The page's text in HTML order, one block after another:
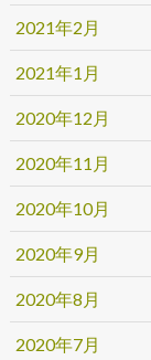
2021年2月
2021年1月
2020年12月
2020年11月
2020年10月
2020年9月
2020年8月
2020年7月